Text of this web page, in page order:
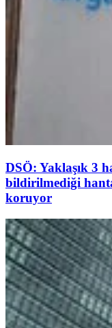
DSÖ: Yaklaşık 3
bildirilmediği
koruyor